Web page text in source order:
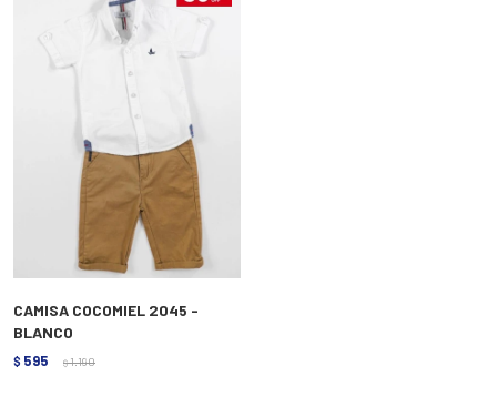
CAMISA COCOMIEL 2045 -
BLANCO
$ 595 $ 1.190